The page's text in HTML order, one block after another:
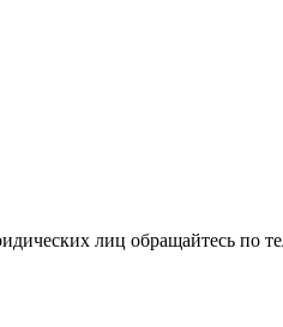
лиц обращайтесь по